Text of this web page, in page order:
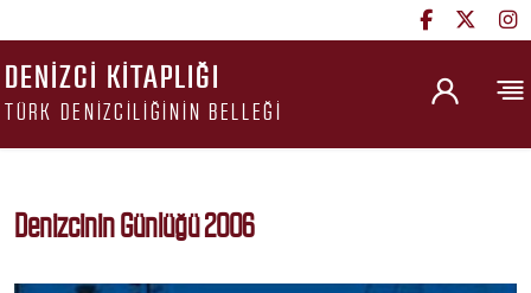
DENIZCI KITAPLIĞI
TÜRK DENIZCILIĞININ BELLEĞI
Denizcinin Günlüğü 2006